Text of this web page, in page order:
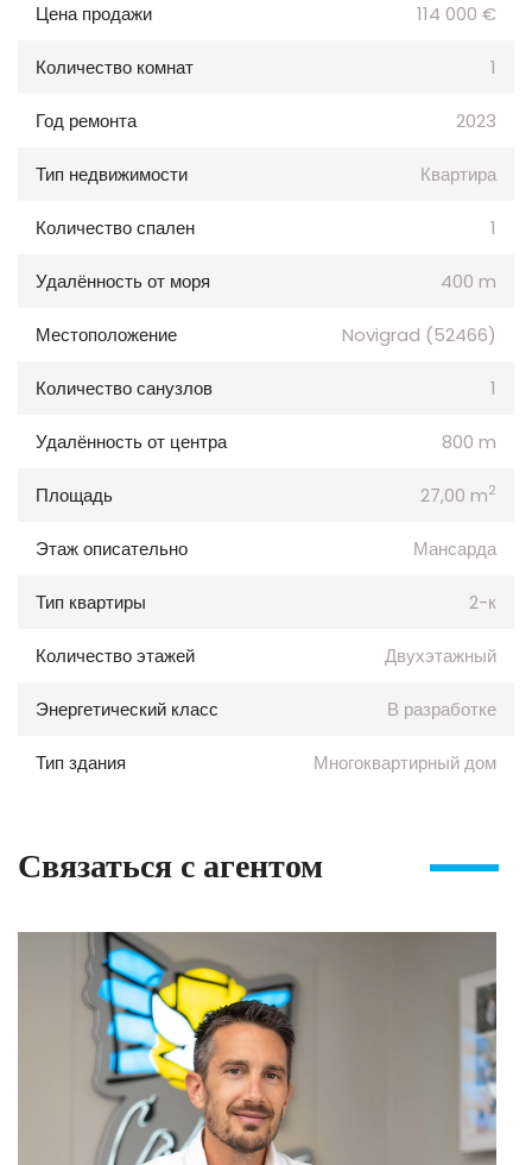
Цена продажи 114 000 €
Количество комнат 1
Год ремонта 2023
Тип недвижимости Квартира
Количество спален 1
Удалённость от моря 400 m
Местоположение Novigrad (52466)
Количество санузлов 1
Удалённость от центра 800 m
Площадь 27,00 m2
Этаж описательно Мансарда
Тип квартиры 2-к
Количество этажей Двухэтажный
Энергетический класс В разработке
Тип здания Многоквартирный дом
Связаться с агентом